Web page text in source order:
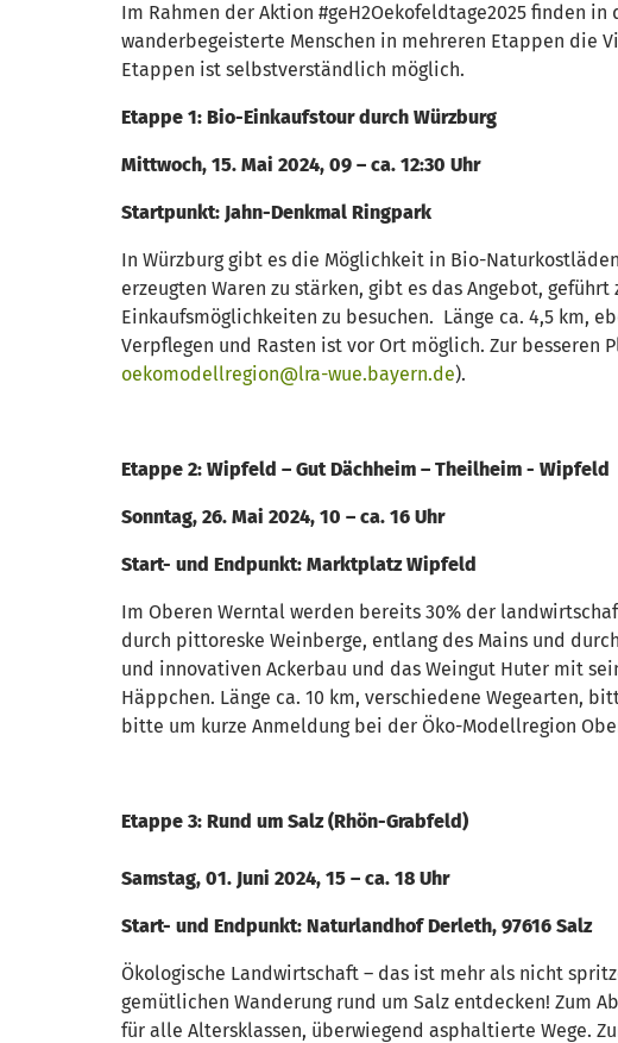
Im Rahmen der Aktion #geH2Oekofeldtage2025 finden
wanderbegeisterte Menschen in mehreren Etappen die
Etappen ist selbstverständlich möglich.
Etappe 1: Bio-Einkaufstour durch Würzburg
Mittwoch, 15. Mai 2024, 09 – ca. 12:30 Uhr
Startpunkt: Jahn-Denkmal Ringpark
In Würzburg gibt es die Möglichkeit in Bio-
erzeugten Waren zu stärken, gibt es das Angebot,
Einkaufsmöglichkeiten zu besuchen. Länge ca. 4,5 km,
Verpflegen und Rasten ist vor Ort möglich. Zur besseren
oekomodellregion@lra-wue.bayern.de).
Etappe 2: Wipfeld – Gut Dächheim – Theilheim - Wipfeld
Sonntag, 26. Mai 2024, 10 – ca. 16 Uhr
Start- und Endpunkt: Marktplatz Wipfeld
Im Oberen Werntal werden bereits 30% der
durch pittoreske Weinberge, entlang des Mains und
und innovativen Ackerbau und das Weingut Huter mit
Häppchen. Länge ca. 10 km, verschiedene Wegearten,
bitte um kurze Anmeldung bei der Öko-Modellregion
Etappe 3: Rund um Salz (Rhön-Grabfeld)
Samstag, 01. Juni 2024, 15 – ca. 18 Uhr
Start- und Endpunkt: Naturlandhof Derleth, 97616 Salz
Ökologische Landwirtschaft – das ist mehr als nicht
gemütlichen Wanderung rund um Salz entdecken! Zum
für alle Altersklassen, überwiegend asphaltierte Wege.